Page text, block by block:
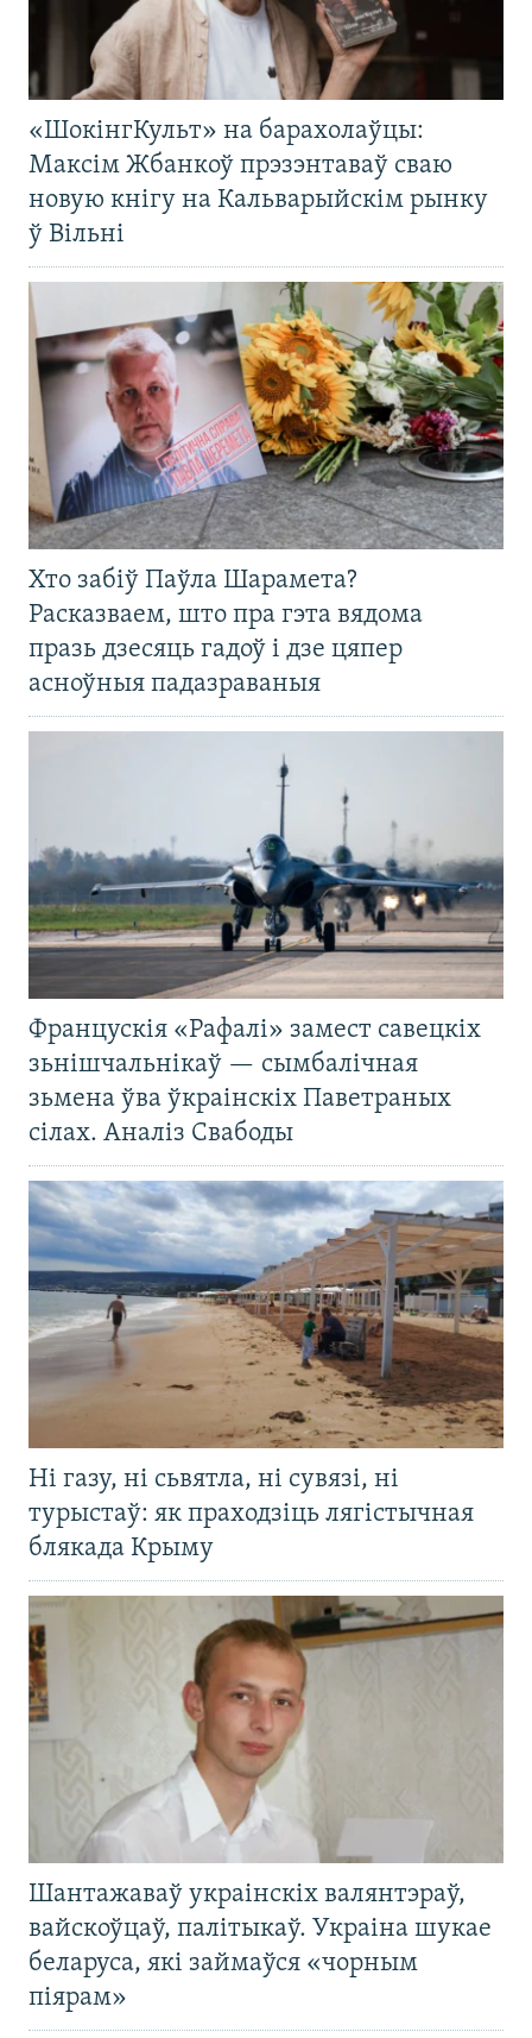
«ШокінгКульт» на барахолаўцы:
Максім Жбанкоў прэзэнтаваў сваю
новую кнігу на Кальварыйскім рынку
ў Вільні
Хто забіў Паўла Шарамета?
Расказваем, што пра гэта вядома
празь дзесяць гадоў і дзе цяпер
асноўныя падазраваныя
Францускія «Рафалі» замест савецкіх
зьнішчальнікаў — сымбалічная
зьмена ўва ўкраінскіх Паветраных
сілах. Аналіз Свабоды
Ні газу, ні сьвятла, ні сувязі, ні
турыстаў: як праходзіць лягістычная
блякада Крыму
Шантажаваў украінскіх валянтэраў,
вайскоўцаў, палітыкаў. Украіна шукае
беларуса, які займаўся «чорным
піярам»